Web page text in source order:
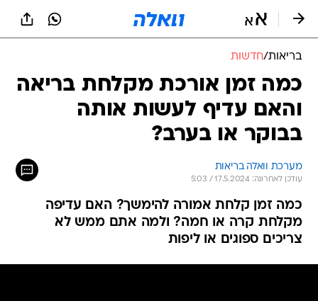
בריאות/חדשות
כמה זמן אורכת מקלחת בריאה
והאם עדיף לעשות אותה
בבוקר או בערב?
מערכת וואלה בריאות
עודכן לאחרונה: 17.5.2024 / 5:03
כמה זמן קלחת אמורה להימשך? האם עדיפה
מקלחת קרה או חמה? ולמה אתם ממש לא
צריכים ספוגים או ליפות